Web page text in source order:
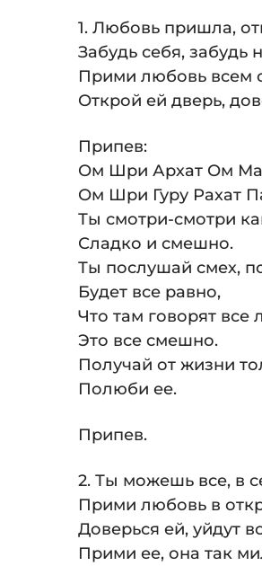
1. Любовь пришла,
Забудь себя, забудь
Прими любовь всем
Открой ей дверь,
Припев:
Ом Шри Архат Ом
Ом Шри Гуру Рахат
Ты смотри-смотри
Сладко и смешно.
Ты послушай смех,
Будет все равно,
Что там говорят все
Это все смешно.
Получай от жизни
Полюби ее.
Припев.
2. Ты можешь все, в
Прими любовь в
Доверься ей, уйдут
Прими ее, она так